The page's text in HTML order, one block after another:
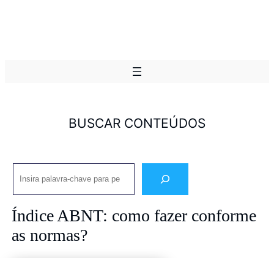
BUSCAR CONTEÚDOS
Pesquisar
Índice ABNT: como fazer conforme
as normas?